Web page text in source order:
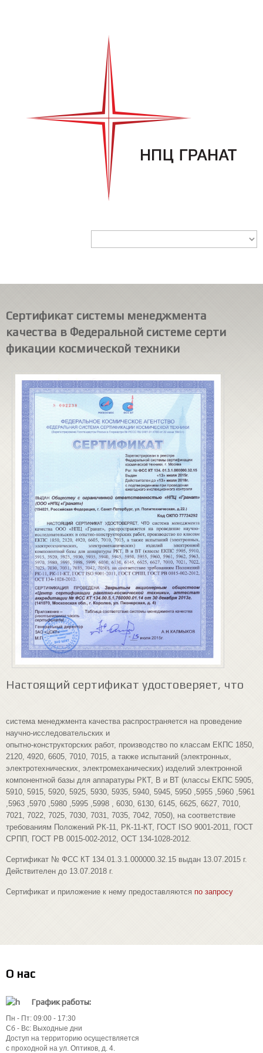
Сертификат системы менеджмента
качества в Федеральной системе серти
фикации космической техники
Настоящий сертификат удостоверяет, что
система менеджмента качества распространяется на проведение
научно-исследовательских и
опытно-конструкторских работ, производство по классам ЕКПС 1850,
2120, 4920, 6605, 7010, 7015, а также испытаний (электронных,
электротехнических, электромеханических) изделий электронной
компонентной базы для аппаратуры РКТ, В и ВТ (классы ЕКПС 5905,
5910, 5915, 5920, 5925, 5930, 5935, 5940, 5945, 5950 ,5955 ,5960 ,5961
,5963 ,5970 ,5980 ,5995 ,5998 , 6030, 6130, 6145, 6625, 6627, 7010,
7021, 7022, 7025, 7030, 7031, 7035, 7042, 7050), на соответствие
требованиям Положений РК-11, РК-11-КТ, ГОСТ ISO 9001-2011, ГОСТ
СРПП, ГОСТ РВ 0015-002-2012, ОСТ 134-1028-2012.
Сертификат № ФСС КТ 134.01.3.1.000000.32.15 выдан 13.07.2015 г.
Действителен до 13.07.2018 г.
Сертификат и приложение к нему предоставляются по запросу
О нас
График работы:
Пн - Пт: 09:00 - 17:30
Сб - Вс: Выходные дни
Доступ на территорию осуществляется
с проходной на ул. Оптиков, д. 4.